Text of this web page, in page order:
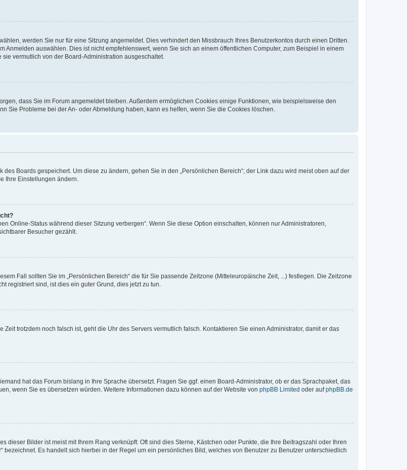
werden Sie nur für eine Sitzung angemeldet. Dies verhindert den Missbrauch Ihres Benutzerkontos durch einen Dritten.
Anmelden auswählen. Dies ist nicht empfehlenswert, wenn Sie sich an einem öffentlichen Computer, zum Beispiel in einem
vermutlich von der Board-Administration ausgeschaltet.
dass Sie im Forum angemeldet bleiben. Außerdem ermöglichen Cookies einige Funktionen, wie beispielsweise den
Sie Probleme bei der An- oder Abmeldung haben, kann es helfen, wenn Sie die Cookies löschen.
Boards gespeichert. Um diese zu ändern, gehen Sie in den „Persönlichen Bereich“; der Link dazu wird meist oben auf der
Ihre Einstellungen ändern.
Online-Status während dieser Sitzung verbergen“. Wenn Sie diese Option einschalten, können nur Administratoren,
Besucher gezählt.
Fall sollten Sie im „Persönlichen Bereich“ die für Sie passende Zeitzone (Mitteleuropäische Zeit, ...) festlegen. Die Zeitzone
registriert sind, ist dies ein guter Grund, dies jetzt zu tun.
trotzdem noch falsch ist, geht die Uhr des Servers vermutlich falsch. Kontaktieren Sie einen Administrator, damit er das
hat das Forum bislang in Ihre Sprache übersetzt. Fragen Sie ggf. einen Board-Administrator, ob er das Sprachpaket, das
wenn Sie es übersetzen würden. Weitere Informationen dazu können auf der Website von phpBB Limited oder aufphpBB.de
dieser Bilder ist meist mit Ihrem Rang verknüpft: Oft sind dies Sterne, Kästchen oder Punkte, die Ihre Beitragszahl oder Ihren
bezeichnet. Es handelt sich hierbei in der Regel um ein persönliches Bild, welches von Benutzer zu Benutzer unterschiedlich